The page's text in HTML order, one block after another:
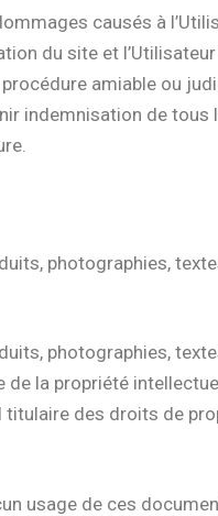
causés à
du site et
procédure amiable ou
indemnisation de
photographies,
photographies,
de la propriété
titulaire des droits de
usage de ces